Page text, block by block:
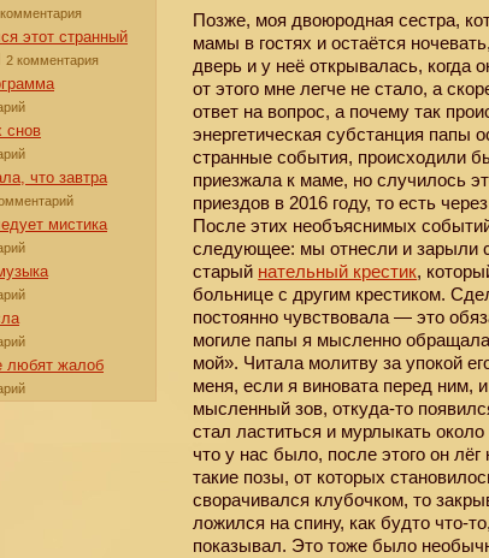
Позже, моя двоюродная сестра,
мамы в гостях и остаётся
дверь и у неё открывалась, когда
от этого мне легче не стало, а
ответ на вопрос, а почему так
энергетическая субстанция папы
странные события, происходили
приезжала к маме, но случилось
приездов в 2016 году, то есть
После этих необъяснимых
следующее: мы отнесли и зарыли
старый нательный крестик,
больнице с другим крестиком.
постоянно чувствовала — это
могиле папы я мысленно
мой». Читала молитву за упокой
меня, если я виновата перед ним,
мысленный зов, откуда-то
стал ластиться и мурлыкать
что у нас было, после этого он
такие позы, от которых
сворачивался клубочком, то
ложился на спину, как будто что-
показывал. Это тоже было
этот странный
2 комментария
снов
что завтра
мистика
любят жалоб